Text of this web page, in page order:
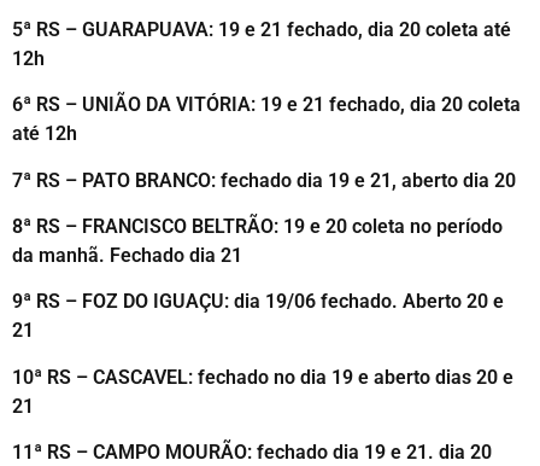
5ª RS – GUARAPUAVA: 19 e 21 fechado, dia 20 coleta até
12h
6ª RS – UNIÃO DA VITÓRIA: 19 e 21 fechado, dia 20 coleta
até 12h
7ª RS – PATO BRANCO: fechado dia 19 e 21, aberto dia 20
8ª RS – FRANCISCO BELTRÃO: 19 e 20 coleta no período
da manhã. Fechado dia 21
9ª RS – FOZ DO IGUAÇU: dia 19/06 fechado. Aberto 20 e
21
10ª RS – CASCAVEL: fechado no dia 19 e aberto dias 20 e
21
11ª RS – CAMPO MOURÃO: fechado dia 19 e 21. dia 20